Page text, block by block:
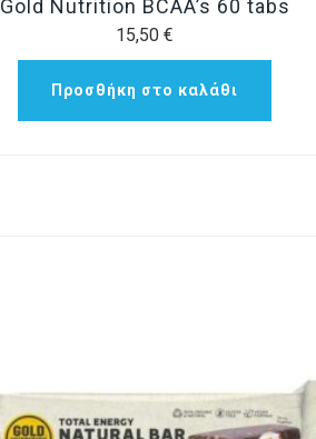
Gold Nutrition BCAA’s 60 tabs
15,50€
Προσθήκη στο καλάθι